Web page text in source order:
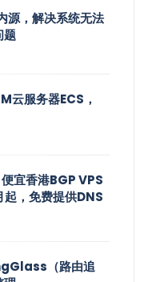
源，解决系统无法
题
云服务器ECS，
宜香港BGP VPS
，免费提供DNS
（路由追